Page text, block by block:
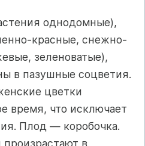
однодомные),
красные, снежно-
зеленоватые),
в пазушные соцветия.
цветки
время, что исключает
Плод — коробочка.